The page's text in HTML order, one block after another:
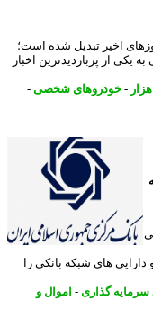
اخیر تبدیل شده است؛
10هزارتومانی به یکی از پربازدیدترین اخبار
- خودروهای شخصی-
های شبکه بانکی را
گذاری- اموال و